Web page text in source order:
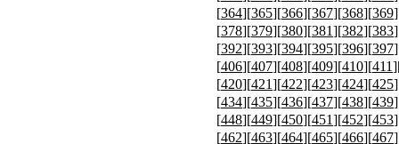
[364][365][366][367][368][369
[378][379][380][381][382][383
[392][393][394][395][396][397
[406][407][408][409][410][411
[420][421][422][423][424][425
[434][435][436][437][438][439
[448][449][450][451][452][453
[462][463][464][465][466][467